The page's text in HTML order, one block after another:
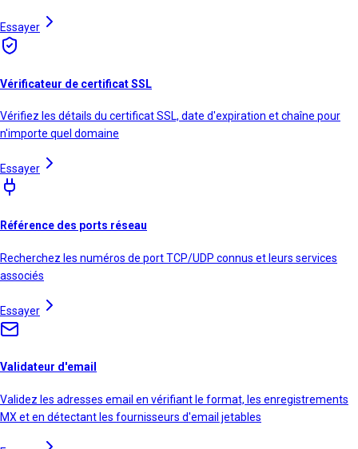
Essayer
Vérificateur de certificat SSL
Vérifiez les détails du certificat SSL, date d'expiration et chaîne pour
n'importe quel domaine
Essayer
Référence des ports réseau
Recherchez les numéros de port TCP/UDP connus et leurs services
associés
Essayer
Validateur d'email
Validez les adresses email en vérifiant le format, les enregistrements
MX et en détectant les fournisseurs d'email jetables